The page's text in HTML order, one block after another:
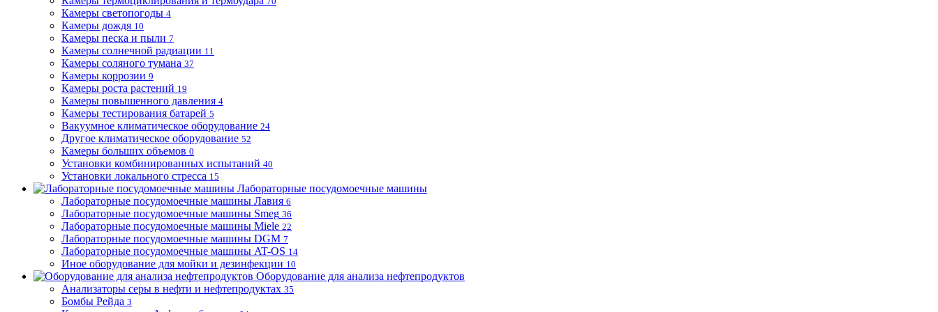
Камеры светопогоды 4
Камеры дождя 10
Камеры песка и пыли 7
Камеры солнечной радиации 11
Камеры соляного тумана 37
Камеры коррозии 9
Камеры роста растений 19
Камеры повышенного давления 4
Камеры тестирования батарей 5
Вакуумное климатическое оборудование 24
Другое климатическое оборудование 52
Камеры больших объемов 0
Установки комбинированных испытаний 40
Установки локального стресса 15
Лабораторные посудомоечные машины
Лабораторные посудомоечные машины Лавия 6
Лабораторные посудомоечные машины Smeg 36
Лабораторные посудомоечные машины Miele 22
Лабораторные посудомоечные машины DGM 7
Лабораторные посудомоечные машины AT-OS 14
Иное оборудование для мойки и дезинфекции 10
Оборудование для анализа нефтепродуктов
Анализаторы серы в нефти и нефтепродуктах 35
Бомбы Рейда 3